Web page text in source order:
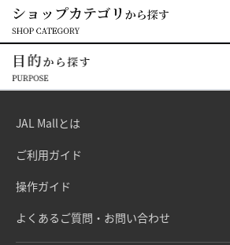
JAL Mallとは
ご利用ガイド
操作ガイド
よくあるご質問・お問い合わせ